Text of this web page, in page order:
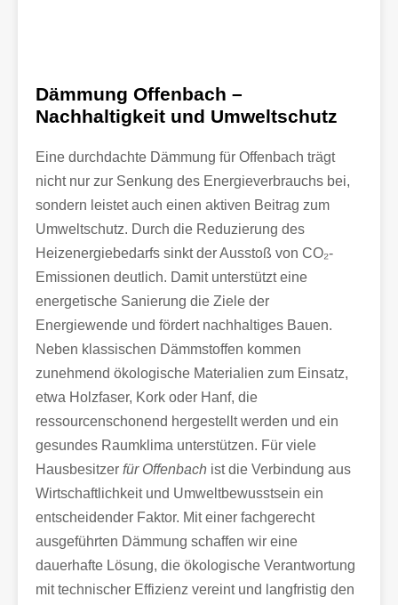
Dämmung Offenbach –
Nachhaltigkeit und Umweltschutz
Eine durchdachte Dämmung für Offenbach trägt
nicht nur zur Senkung des Energieverbrauchs bei,
sondern leistet auch einen aktiven Beitrag zum
Umweltschutz. Durch die Reduzierung des
Heizenergiebedarfs sinkt der Ausstoß von CO₂-
Emissionen deutlich. Damit unterstützt eine
energetische Sanierung die Ziele der
Energiewende und fördert nachhaltiges Bauen.
Neben klassischen Dämmstoffen kommen
zunehmend ökologische Materialien zum Einsatz,
etwa Holzfaser, Kork oder Hanf, die
ressourcenschonend hergestellt werden und ein
gesundes Raumklima unterstützen. Für viele
Hausbesitzer für Offenbach ist die Verbindung aus
Wirtschaftlichkeit und Umweltbewusstsein ein
entscheidender Faktor. Mit einer fachgerecht
ausgeführten Dämmung schaffen wir eine
dauerhafte Lösung, die ökologische Verantwortung
mit technischer Effizienz vereint und langfristig den